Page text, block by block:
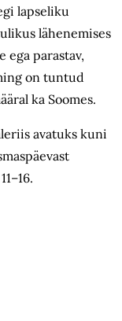
lapseliku
lähenemises
parastav,
on tuntud
ka Soomes.
avatuks kuni